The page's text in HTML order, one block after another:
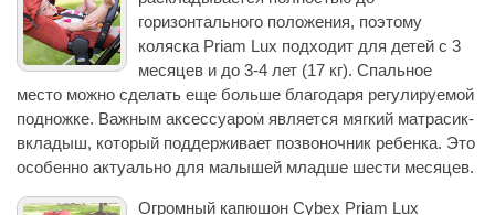
горизонтального положения, поэтому
коляска Priam Lux подходит для детей с 3
месяцев и до 3-4 лет (17 кг). Спальное
место можно сделать еще больше благодаря регулируемой
подножке. Важным аксессуаром является мягкий матрасик-
вкладыш, который поддерживает позвоночник ребенка. Это
особенно актуально для малышей младше шести месяцев.
Огромный капюшон Cybex Priam Lux